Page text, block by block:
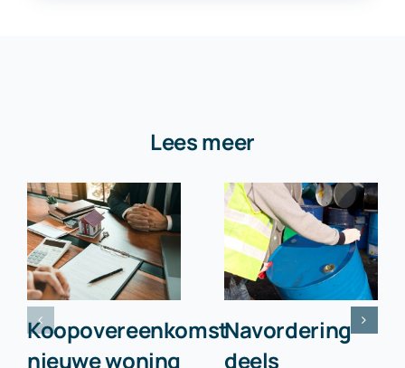
Lees meer
Koopovereenkomst
nieuwe woning
Navordering
deels